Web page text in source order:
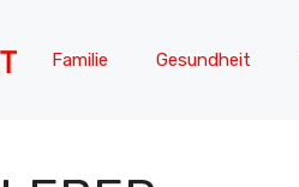
Familie Gesundheit